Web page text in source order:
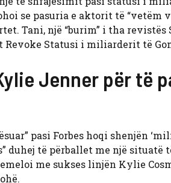
se pasuria e aktorit të “vetëm
Tani, një “burim” i tha
Statusi i miliarderit të
Jenner për të
pasi Forbes hoqi shenjën
duhej të përballet me një situatë
me sukses linjën Kylie